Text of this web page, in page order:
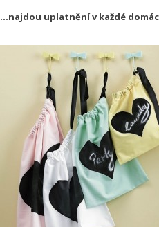
...najdou uplatnění v každé